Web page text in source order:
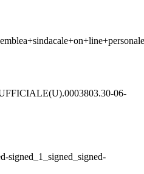
06-
signed_1_signed_signed-